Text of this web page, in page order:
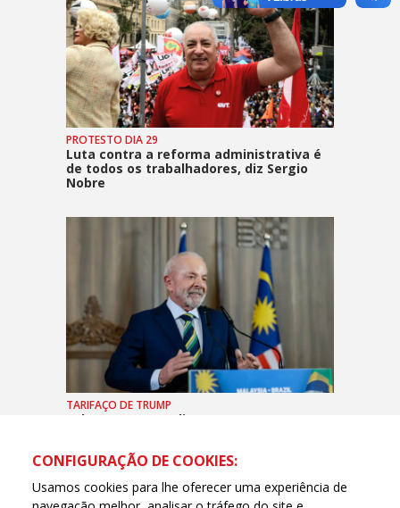
PROTESTO DIA 29
Luta contra a reforma administrativa é
de todos os trabalhadores, diz Sergio
Nobre
TARIFAÇO DE TRUMP
Lula: em poucos dias teremos uma
CONFIGURAÇÃO DE COOKIES:
Usamos cookies para lhe oferecer uma experiência de